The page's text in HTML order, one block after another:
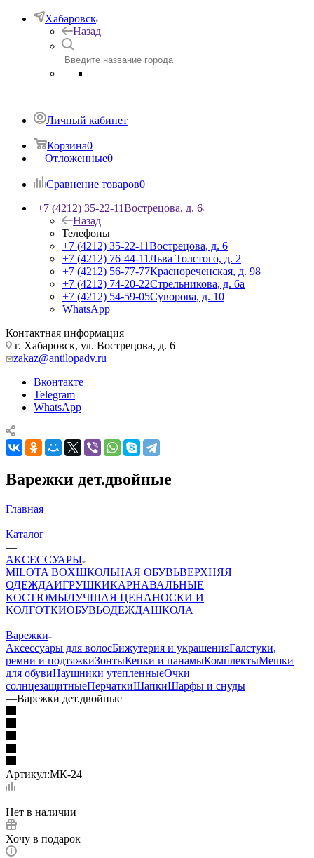
Хабаровск
Назад
Личный кабинет
Корзина0
Отложенные0
Сравнение товаров0
+7 (4212) 35-22-11Вострецова, д. 6
Назад
Телефоны
+7 (4212) 35-22-11Вострецова, д. 6
+7 (4212) 76-44-11Льва Толстого, д. 2
+7 (4212) 56-77-77Краснореченская, д. 98
+7 (4212) 74-20-22Стрельникова, д. 6а
+7 (4212) 54-59-05Суворова, д. 10
WhatsApp
Контактная информация
г. Хабаровск, ул. Вострецова, д. 6
zakaz@antilopadv.ru
Вконтакте
Telegram
WhatsApp
Варежки дет.двойные
Главная
—
Каталог
—
АКСЕССУАРЫ
MILOTA BOXШКОЛЬНАЯ ОБУВЬВЕРХНЯЯ
ОДЕЖДАИГРУШКИКАРНАВАЛЬНЫЕ
КОСТЮМЫЛУЧШАЯ ЦЕНАНОСКИ И
КОЛГОТКИОБУВЬОДЕЖДАШКОЛА
—
Варежки
Аксессуары для волосБижутерия и украшенияГалстуки,
ремни и подтяжкиЗонтыКепки и панамыКомплектыМешки
для обувиНаушники утепленныеОчки
солнцезащитныеПерчаткиШапкиШарфы и снуды
—Варежки дет.двойные
Артикул:МК-24
Нет в наличии
Хочу в подарок